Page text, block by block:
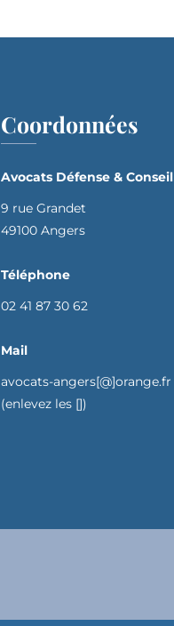
Coordonnées
Avocats Défense & Conseil
9 rue Grandet
49100 Angers
Téléphone
02 41 87 30 62
Mail
avocats-angers[@]orange.fr
(enlevez les [])